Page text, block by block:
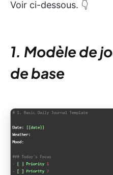
Voir ci-dessous. 👇
1. Modèle de
de base